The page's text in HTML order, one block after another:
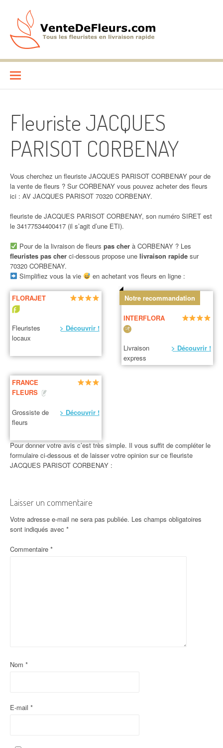
contenu
VenteDeFleurs.com
Fleuriste JACQUES
PARISOT CORBENAY
Vous cherchez un fleuriste JACQUES PARISOT CORBENAY pour de
la vente de fleurs ? Sur CORBENAY vous pouvez acheter des fleurs
ici : AV JACQUES PARISOT 70320 CORBENAY.
fleuriste de JACQUES PARISOT CORBENAY, son numéro SIRET est
le 34177534400417 (il s’agit d’une ETI).
Pour de la livraison de fleurs pas cherà CORBENAY ? Les
fleuristes pas cher ci-dessous propose une livraison rapide sur
70320 CORBENAY.
Simplifiez vous la vie
en achetant vos fleurs en ligne :
FLORAJET
Fleuristes
locaux
> Découvrir !
Notre recommandation
INTERFLORA
Livraison
express
> Découvrir !
FRANCE
FLEURS
Grossiste de
fleurs
> Découvrir !
Pour donner votre avis c’est très simple. Il vous suffit de compléter le
formulaire ci-dessous et de laisser votre opinion sur ce fleuriste
JACQUES PARISOT CORBENAY :
Laisser un commentaire
Votre adresse e-mail ne sera pas publiée. Les champs obligatoires
sont indiqués avec *
Commentaire *
Nom *
E-mail *